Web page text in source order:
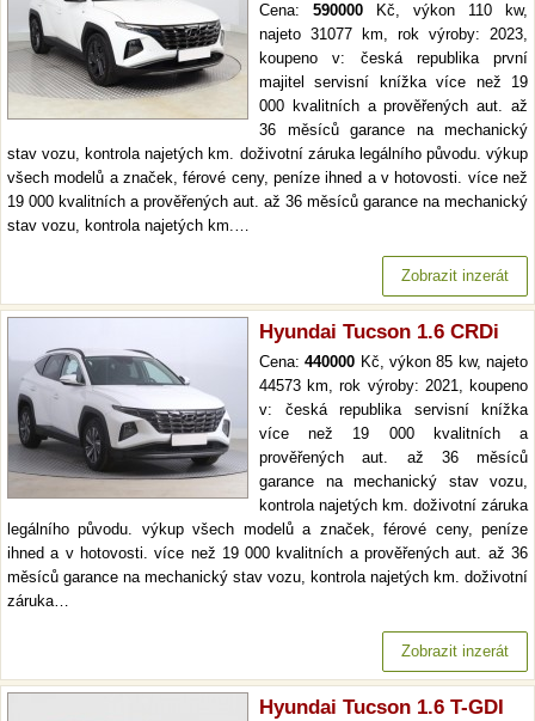
Cena: 590000 Kč, výkon 110 kw,
najeto 31077 km, rok výroby: 2023,
koupeno v: česká republika první
majitel servisní knížka více než 19
000 kvalitních a prověřených aut. až
36 měsíců garance na mechanický
stav vozu, kontrola najetých km. doživotní záruka legálního původu. výkup
všech modelů a značek, férové ceny, peníze ihned a v hotovosti. více než
19 000 kvalitních a prověřených aut. až 36 měsíců garance na mechanický
stav vozu, kontrola najetých km.…
Zobrazit inzerát
Hyundai Tucson 1.6 CRDi
Cena:440000 Kč, výkon 85 kw, najeto
44573 km, rok výroby: 2021, koupeno
v: česká republika servisní knížka
více než 19 000 kvalitních a
prověřených aut. až 36 měsíců
garance na mechanický stav vozu,
kontrola najetých km. doživotní záruka
legálního původu. výkup všech modelů a značek, férové ceny, peníze
ihned a v hotovosti. více než 19 000 kvalitních a prověřených aut. až 36
měsíců garance na mechanický stav vozu, kontrola najetých km. doživotní
záruka…
Zobrazit inzerát
Hyundai Tucson 1.6 T-GDI